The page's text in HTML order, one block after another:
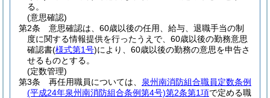
る。
(意思確認)
第2条
意思確認は、60歳以後の任用、給与、退職手当の制
度に関する情報提供を行ったうえで、60歳以後の勤務意思
確認書(様式第1号)により、60歳以後の勤務の意思を申告さ
せるものとする。
(定数管理)
第3条
再任用職員については、 泉州南消防組合職員定数条例
(平成24年泉州南消防組合条例第4号)第2条第1項で定める職